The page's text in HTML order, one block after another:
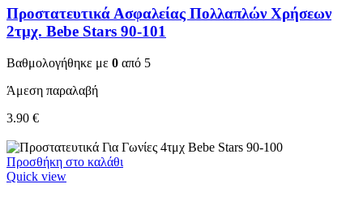
Προστατευτικά Ασφαλείας Πολλαπλών Χρήσεων
2τμχ. Bebe Stars 90-101
Βαθμολογήθηκε με 0 από 5
Άμεση παραλαβή
3.90 €
Προσθήκη στο καλάθι
Quick view